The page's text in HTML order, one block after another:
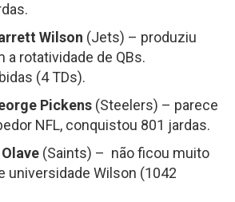
Wilson (Jets) – produziu
a rotatividade de QBs.
(4 TDs).
Pickens (Steelers) – parece
NFL, conquistou 801 jardas.
(Saints) – não ficou muito
universidade Wilson (1042